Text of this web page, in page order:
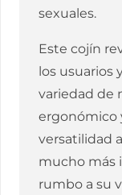
sexuales.
Este cojín
los
variedad de
ergonómico
versatilidad
mucho más
rumbo a su